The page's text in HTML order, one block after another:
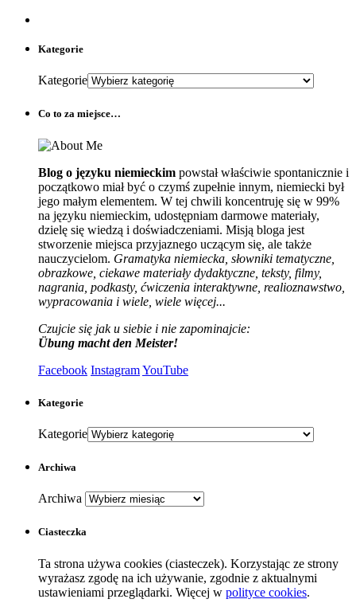
Kategorie
Kategorie
Co to za miejsce…
Blog o języku niemieckim powstał właściwie spontanicznie i
początkowo miał być o czymś zupełnie innym, niemiecki był
jego małym elementem. W tej chwili koncentruję się w 99%
na języku niemieckim, udostępniam darmowe materiały,
dzielę się wiedzą i doświadczeniami. Misją bloga jest
stworzenie miejsca przyjaznego uczącym się, ale także
nauczycielom. Gramatyka niemiecka, słowniki tematyczne,
obrazkowe, ciekawe materiały dydaktyczne, teksty, filmy,
nagrania, podkasty, ćwiczenia interaktywne, realioznawstwo,
wypracowania i wiele, wiele więcej...
Czujcie się jak u siebie i nie zapominajcie:
Übung macht den Meister!
Facebook InstagramYouTube
Kategorie
Kategorie
Archiwa
Archiwa
Ciasteczka
Ta strona używa cookies (ciasteczek). Korzystając ze strony
wyrażasz zgodę na ich używanie, zgodnie z aktualnymi
ustawieniami przeglądarki. Więcej w polityce cookies.